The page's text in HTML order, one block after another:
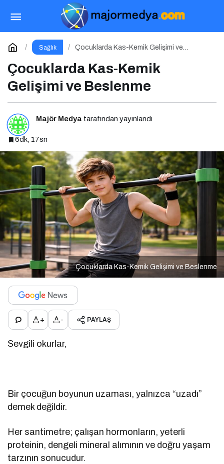
Sağlık
Çocuklarda Kas-Kemik Gelişimi ve
Çocuklarda Kas-Kemik
Gelişimi ve Beslenme
Majör Medya tarafından yayınlandı
6dk, 17sn
Çocuklarda Kas-Kemik Gelişimi ve Beslenme
+ - PAYLAŞ
Sevgili okurlar,
Bir çocuğun boyunun uzaması, yalnızca “uzadı”
demek değildir.
Her santimetre; çalışan hormonların, yeterli
proteinin, dengeli mineral alımının ve doğru yaşam
tarzının sonucudur.
Çocuklarda Hormon Bozucu Maddeler ve
Paketli Gıdalar
Yorum Yap